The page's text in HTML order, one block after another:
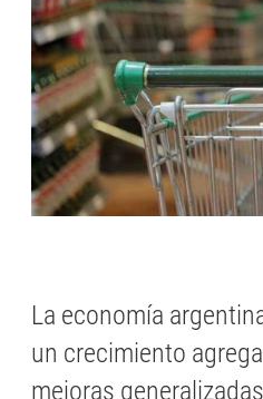
La economía
un crecimiento
mejoras